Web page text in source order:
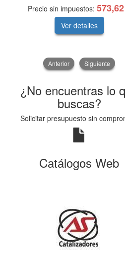
Precio sin impuestos:
Ver detalles
Anterior Siguiente
¿No encuentras lo
buscas?
Solicitar presupuesto sin
Catálogos Web